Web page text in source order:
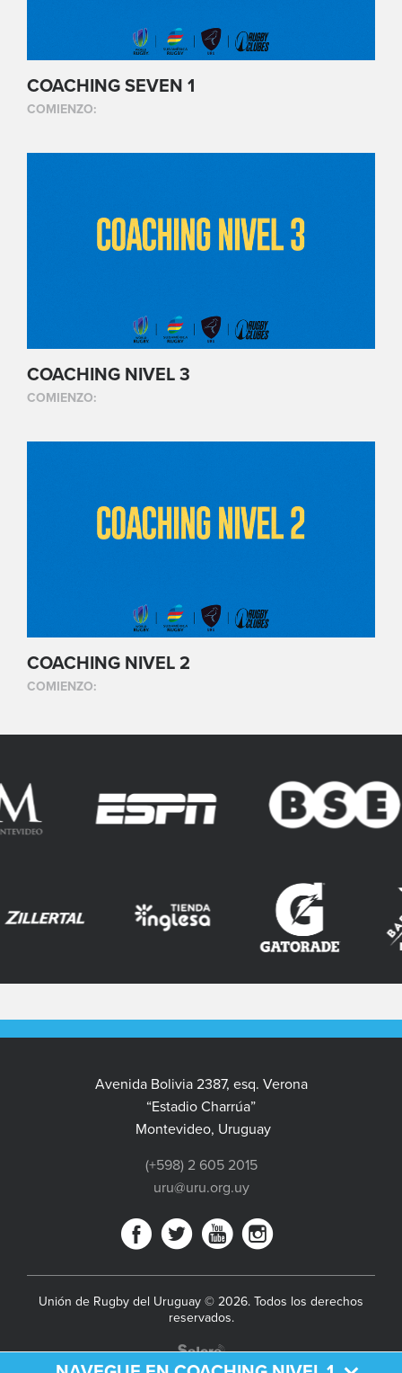
COACHING SEVEN 1
COMIENZO:
COACHING NIVEL 3
COMIENZO:
COACHING NIVEL 2
COMIENZO:
Avenida Bolivia 2387, esq. Verona
“Estadio Charrúa”
Montevideo, Uruguay
(+598) 2 605 2015
uru@uru.org.uy
Unión de Rugby del Uruguay © 2026. Todos los derechos
reservados.